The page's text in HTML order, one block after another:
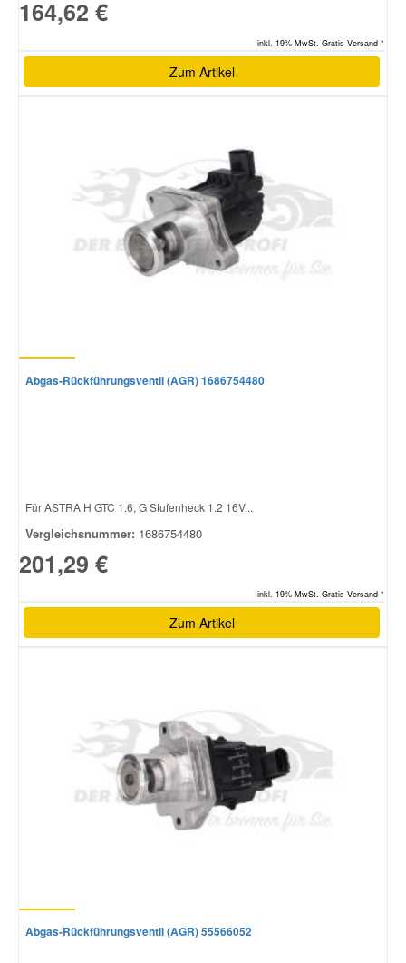
164,62 €
inkl. 19% MwSt. Gratis Versand *
Zum Artikel
Abgas-Rückführungsventil (AGR) 1686754480
Für ASTRA H GTC 1.6, G Stufenheck 1.2 16V...
Vergleichsnummer: 1686754480
201,29 €
inkl. 19% MwSt. Gratis Versand *
Zum Artikel
Abgas-Rückführungsventil (AGR) 55566052